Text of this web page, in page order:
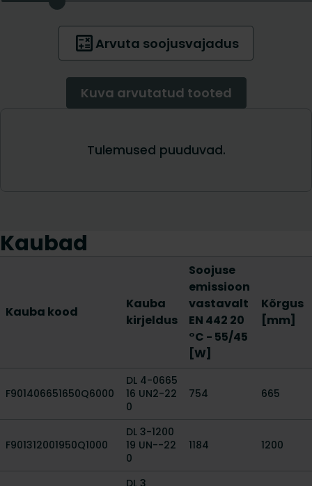
Kaubad
Kauba kood
Kauba
kirjeldus
Soojuse
emissioon
vastavalt
EN 442 20
°C - 55/45
[W]
Kõrgus
[mm]
F901406651650Q6000
DL 4-0665
16 UN2-22
0
754 665
F901312001950Q1000
DL 3-1200
19 UN--22
0
1184 1200
DL 3